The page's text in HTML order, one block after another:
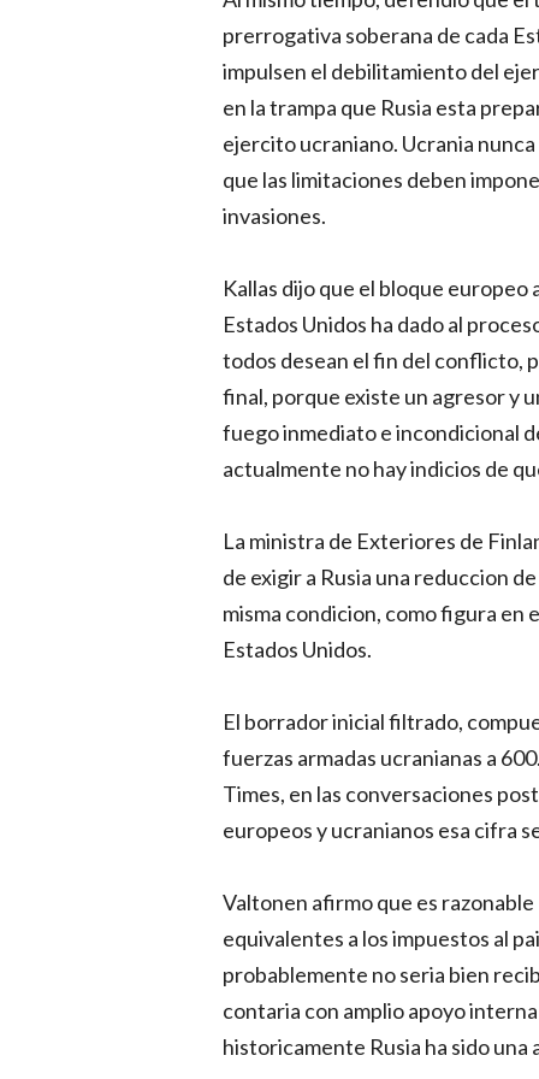
prerrogativa soberana de cada
impulsen el debilitamiento del
en la trampa que Rusia esta
ejercito ucraniano. Ucrania nunca
que las limitaciones deben
invasiones.
Kallas dijo que el bloque
Estados Unidos ha dado al
todos desean el fin del conflicto,
final, porque existe un agresor y
fuego inmediato e incondicional
actualmente no hay indicios de
La ministra de Exteriores de
de exigir a Rusia una reduccion
misma condicion, como figura en
Estados Unidos.
El borrador inicial filtrado,
fuerzas armadas ucranianas a
Times, en las conversaciones
europeos y ucranianos esa cifra
Valtonen afirmo que es
equivalentes a los impuestos al
probablemente no seria bien
contaria con amplio apoyo
historicamente Rusia ha sido una